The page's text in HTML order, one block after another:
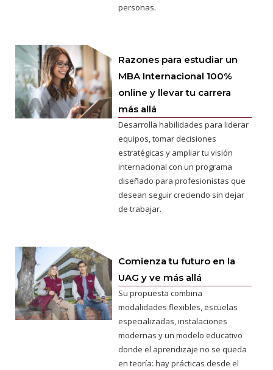
personas.
Razones para estudiar un
MBA Internacional 100%
online y llevar tu carrera
más allá
Desarrolla habilidades para liderar
equipos, tomar decisiones
estratégicas y ampliar tu visión
internacional con un programa
diseñado para profesionistas que
desean seguir creciendo sin dejar
de trabajar.
Comienza tu futuro en la
UAG y ve más allá
Su propuesta combina
modalidades flexibles, escuelas
especializadas, instalaciones
modernas y un modelo educativo
donde el aprendizaje no se queda
en teoría: hay prácticas desde el